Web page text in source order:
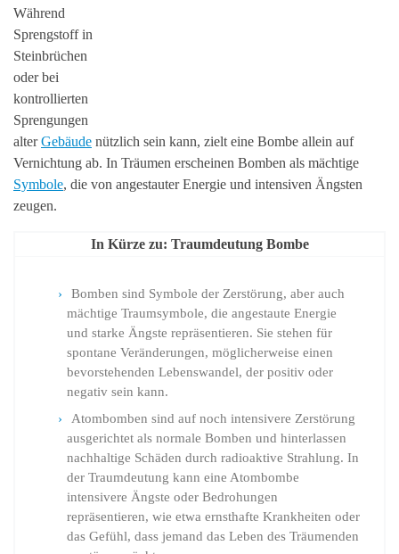
Während
Sprengstoff in
Steinbrüchen
oder bei
kontrollierten
Sprengungen
alterGebäude nützlich sein kann, zielt eine Bombe allein auf
Vernichtung ab. In Träumen erscheinen Bomben als mächtige
Symbole, die von angestauter Energie und intensiven Ängsten
zeugen.
In Kürze zu: Traumdeutung Bombe
Bomben sind Symbole der Zerstörung, aber auch
mächtige Traumsymbole, die angestaute Energie
und starke Ängste repräsentieren. Sie stehen für
spontane Veränderungen, möglicherweise einen
bevorstehenden Lebenswandel, der positiv oder
negativ sein kann.
Atombomben sind auf noch intensivere Zerstörung
ausgerichtet als normale Bomben und hinterlassen
nachhaltige Schäden durch radioaktive Strahlung. In
der Traumdeutung kann eine Atombombe
intensivere Ängste oder Bedrohungen
repräsentieren, wie etwa ernsthafte Krankheiten oder
das Gefühl, dass jemand das Leben des Träumenden